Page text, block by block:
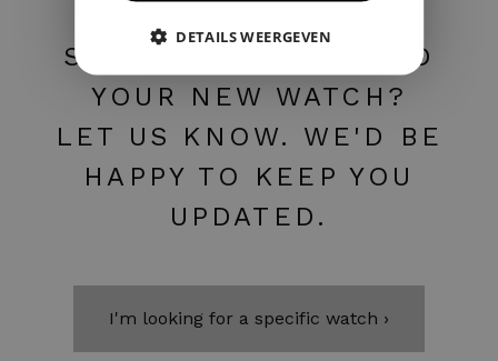
STILL HAVEN'T FOUND
YOUR NEW WATCH?
LET US KNOW. WE'D BE
HAPPY TO KEEP YOU
UPDATED.
I'm looking for a specific watch ›
DETAILS WEERGEVEN